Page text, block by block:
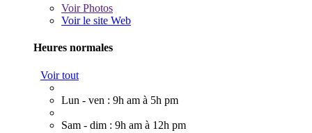
VoirPhotos
Voir le site Web
Heures normales
Voir tout
Lun - ven : 9h am à 5h pm
Sam - dim : 9h am à 12h pm